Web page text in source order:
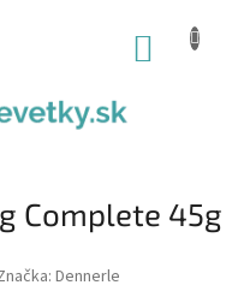
Complete 45g
Dennerle